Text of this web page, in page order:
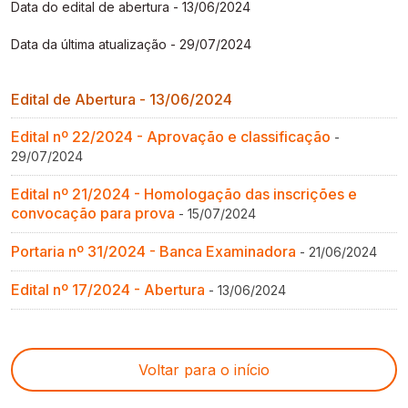
Data do edital de abertura - 13/06/2024
Data da última atualização - 29/07/2024
Edital de Abertura - 13/06/2024
Edital nº 22/2024 - Aprovação e classificação -
29/07/2024
Edital nº 21/2024 - Homologação das inscrições e
convocação para prova - 15/07/2024
Portaria nº 31/2024 - Banca Examinadora - 21/06/2024
Edital nº 17/2024 - Abertura - 13/06/2024
Voltar para o início
Gestão de Ambientes Promotores de Inovação
Aprendizagem [PDE]
Docência na Educação Infantil [DINF]
Gestão Escolar [GESC]
Gestão de Ambientes Promotores de Inovação
Aprendizagem [PDE]
Docência na Educação Infantil [DINF]
Gestão Escolar [GESC]
Gestão de Ambientes Promotores de Inovação
Aprendizagem [PDE]
Docência na Educação Infantil [DINF]
Gestão Escolar [GESC]
Gestão de Ambientes Promotores de Inovação
Aprendizagem [PDE]
Docência na Educação Infantil [DINF]
Gestão Escolar [GESC]
Gestão de Ambientes Promotores de Inovação
Aprendizagem [PDE]
Docência na Educação Infantil [DINF]
Gestão Escolar [GESC]